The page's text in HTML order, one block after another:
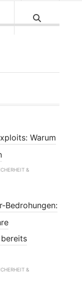
Warum
&
Bedrohungen:
&